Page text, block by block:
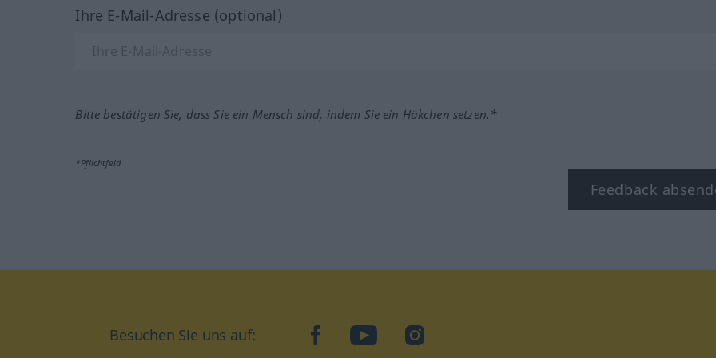
Ihre E-Mail-Adresse (optional)
Bitte bestätigen Sie, dass Sie ein Mensch sind, indem Sie ein Häkchen setzen.*
*Pflichtfeld
Feedback
Besuchen Sie uns auf: facebookYouTubeInstagram